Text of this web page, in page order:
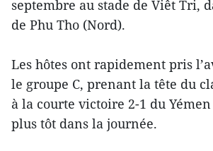
septembre au stade de Viêt Tri,
de Phu Tho (Nord).
Les hôtes ont rapidement pris
le groupe C, prenant la tête du
à la courte victoire 2-1 du
plus tôt dans la journée.